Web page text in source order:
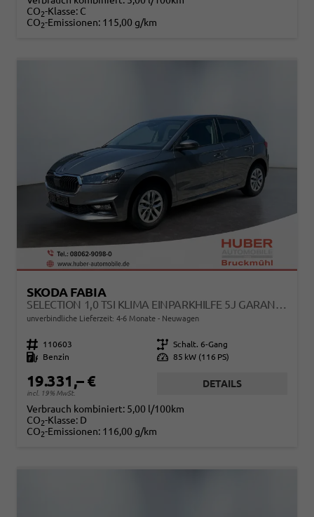
CO2-Klasse: C
CO2-Emissionen: 115,00 g/km
SKODA FABIA
SELECTION 1,0 TSI KLIMA EINPARKHILFE 5J GARANTIE LED APPLE CARPLAY BLUETOOTH
unverbindliche Lieferzeit: 4-6 Monate Neuwagen
Fahrzeugnr. 110603 Getriebe Schalt. 6-Gang
Kraftstoff
Benzin Leistung 85 kW (116 PS)
19.331,– €
incl. 19% MwSt.
DETAILS
Verbrauch kombiniert: 5,00 l/100km
CO2-Klasse: D
CO2-Emissionen: 116,00 g/km